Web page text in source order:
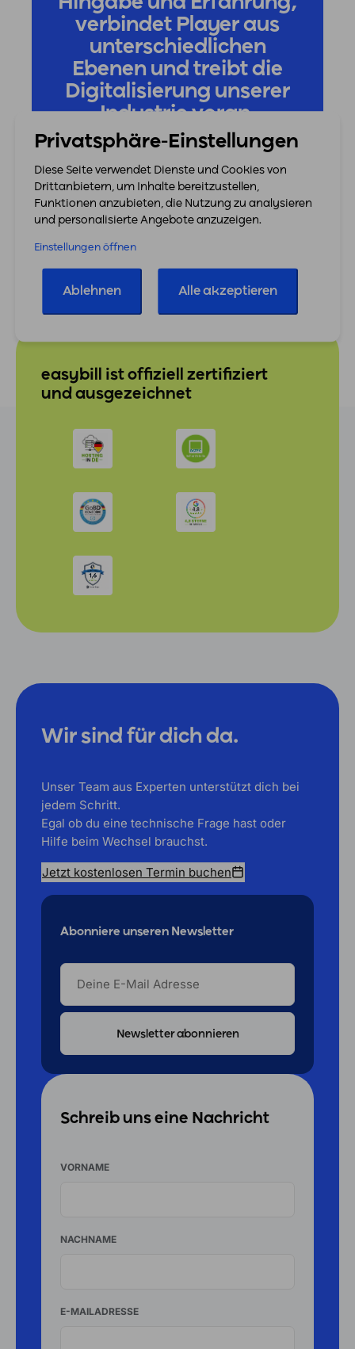
verbindet Player aus
unterschiedlichen
Ebenen und treibt die
Digitalisierung unserer
Industrie voran.
Zur finleap Connect Website
Alle Partner
easybill ist offiziell zertifiziert
und ausgezeichnet
Wir sind für dich da.
Unser Team aus Experten unterstützt dich bei
jedem Schritt.
Egal ob du eine technische Frage hast oder
Hilfe beim Wechsel brauchst.
Jetzt kostenlosen Termin buchen
Abonniere unseren Newsletter
DEINE
MAIL
ADRESSE
Schreib uns eine Nachricht
VORNAME
NACHNAME
E-MAILADRESSE
Privatsphäre-Einstellungen
Diese Seite verwendet Dienste und Cookies von
Drittanbietern, um Inhalte bereitzustellen,
Funktionen anzubieten, die Nutzung zu analysieren
und personalisierte Angebote anzuzeigen.
Einstellungen öffnen
Ablehnen Alle akzeptieren